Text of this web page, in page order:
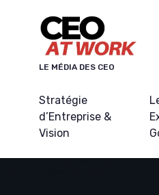
LE MÉDIA DES CEO
Stratégie
d’Entreprise &
Vision